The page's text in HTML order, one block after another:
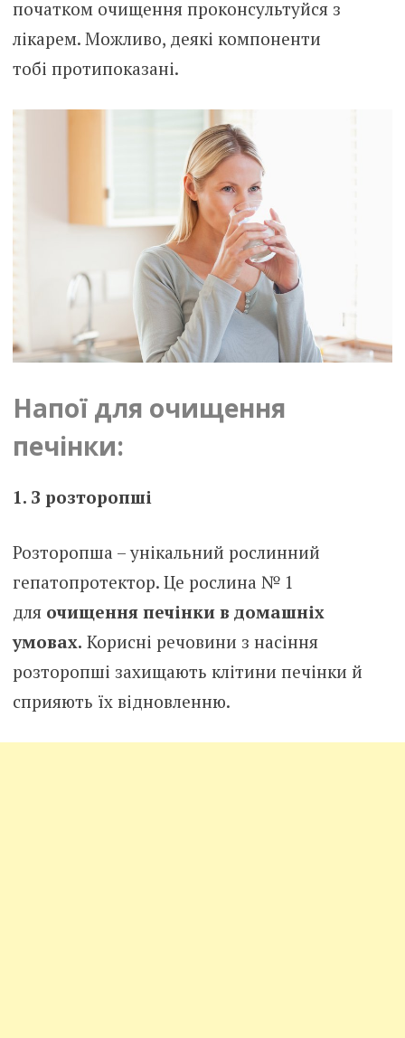
початком очищення проконсультуйся з
лікарем. Можливо, деякі компоненти
тобі протипоказані.
Напої для очищення
печінки:
1. З розторопші
Розторопша – унікальний рослинний
гепатопротектор. Це рослина № 1
для очищення печінки в домашніх
умовах. Корисні речовини з насіння
розторопші захищають клітини печінки й
сприяють їх відновленню.